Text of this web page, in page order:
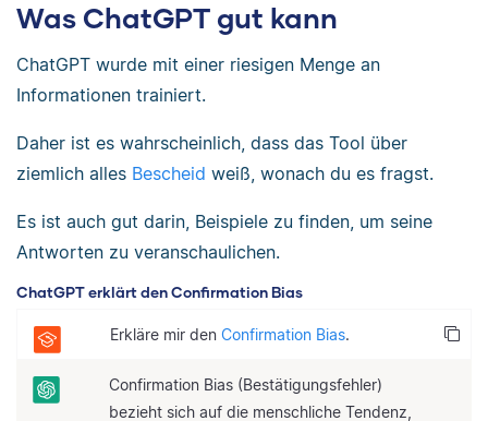
Was ChatGPT gut kann
ChatGPT wurde mit einer riesigen Menge an
Informationen trainiert.
Daher ist es wahrscheinlich, dass das Tool über
ziemlich alles Bescheid weiß, wonach du es fragst.
Es ist auch gut darin, Beispiele zu finden, um seine
Antworten zu veranschaulichen.
ChatGPT erklärt den Confirmation Bias
Erkläre mir den Confirmation Bias.
Confirmation Bias (Bestätigungsfehler)
bezieht sich auf die menschliche Tendenz,